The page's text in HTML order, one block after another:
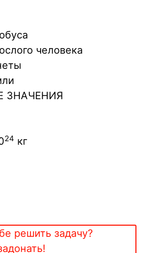
человека
ЗНАЧЕНИЯ
24 кг
решить задачу?